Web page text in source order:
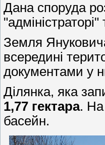
Дана споруда
Земля
всередині
документами у
Ділянка, яка
1,77 гектара. На
басейн.